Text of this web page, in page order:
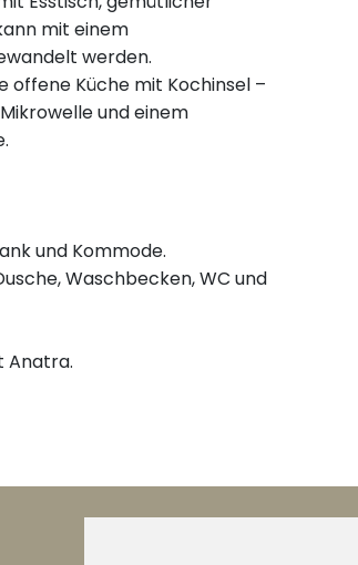
mit einem
werden.
offene Küche mit Kochinsel –
und einem
und Kommode.
Waschbecken, WC und
Anatra.